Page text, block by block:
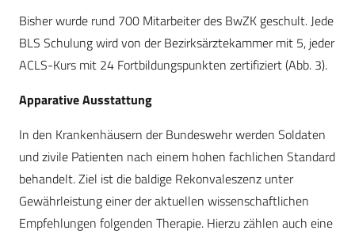
Bisher wurde rund 700 Mitarbeiter des BwZK geschult. Jede
BLS Schulung wird von der Bezirksärztekammer mit 5, jeder
ACLS-Kurs mit 24 Fortbildungspunkten zertifiziert (Abb. 3).
Apparative Ausstattung
In den Krankenhäusern der Bundeswehr werden Soldaten
und zivile Patienten nach einem hohen fachlichen Standard
behandelt. Ziel ist die baldige Rekonvaleszenz unter
Gewährleistung einer der aktuellen wissenschaftlichen
Empfehlungen folgenden Therapie. Hierzu zählen auch eine